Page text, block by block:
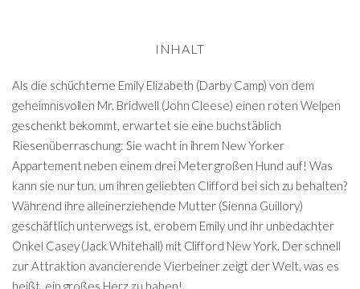
INHALT
Als die schüchterne Emily Elizabeth (Darby Camp) von dem
geheimnisvollen Mr. Bridwell (John Cleese) einen roten Welpen
geschenkt bekommt, erwartet sie eine buchstäblich
Riesenüberraschung: Sie wacht in ihrem New Yorker
Appartement neben einem drei Meter großen Hund auf! Was
kann sie nur tun, um ihren geliebten Clifford bei sich zu behalten?
Während ihre alleinerziehende Mutter (Sienna Guillory)
geschäftlich unterwegs ist, erobern Emily und ihr unbedachter
Onkel Casey (Jack Whitehall) mit Clifford New York. Der schnell
zur Attraktion avancierende Vierbeiner zeigt der Welt, was es
heißt, ein großes Herz zu haben!